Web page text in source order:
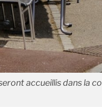
accueillis dans la